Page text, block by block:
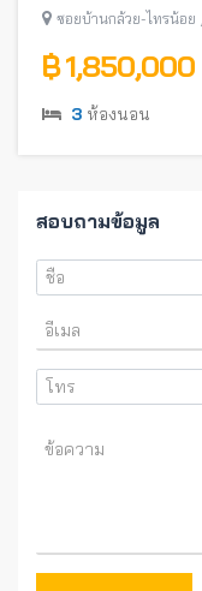
ซอยบ้านกล้วย-ไทรน้อย
฿ 1,850,000
3 ห้องนอน
สอบถามข้อมูล